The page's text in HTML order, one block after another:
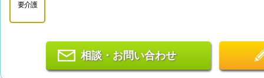
要介護
相談・お問い合わせ